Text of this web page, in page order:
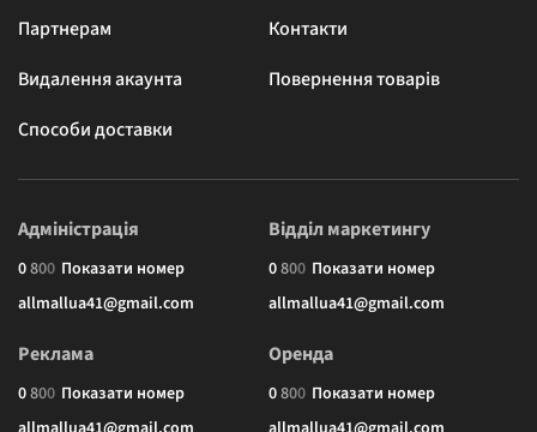
Партнерам
Контакти
Видалення акаунта
Повернення товарів
Способи доставки
Адміністрація
0800 Показати номер
allmallua41@gmail.com
Відділ маркетингу
0800 Показати номер
allmallua41@gmail.com
Реклама
0800 Показати номер
Оренда
0800 Показати номер